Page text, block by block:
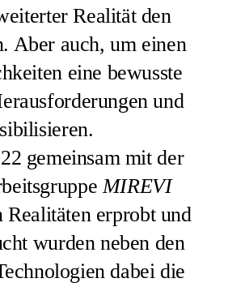
Realität den
Aber auch, um einen
eine bewusste
und
gemeinsam mit der
MIREVI
erprobt und
wurden neben den
dabei die